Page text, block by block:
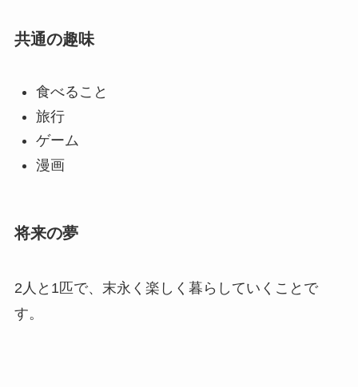
共通の趣味
食べること
旅行
ゲーム
漫画
将来の夢
2人と1匹で、末永く楽しく暮らしていくことで
す。